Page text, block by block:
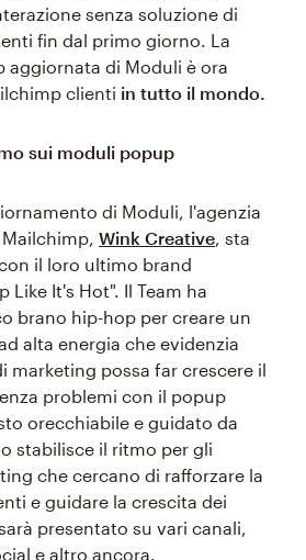
senza soluzione di
fin dal primo giorno. La
aggiornata di Moduli è ora
clienti in tutto il mondo.
sui moduli popup
di Moduli, l'agenzia
Wink Creative, sta
il loro ultimo brand
Like It's Hot". Il Team ha
brano hip-hop per creare un
alta energia che evidenzia
marketing possa far crescere il
problemi con il popup
orecchiabile e guidato da
stabilisce il ritmo per gli
che cercano di rafforzare la
e guidare la crescita dei
presentato su vari canali,
e altro ancora.